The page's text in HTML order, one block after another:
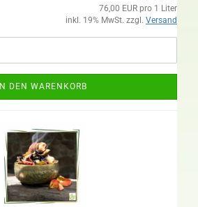
76,00 EUR pro 1 Liter
inkl. 19% MwSt. zzgl. Versand
IN DEN WARENKORB